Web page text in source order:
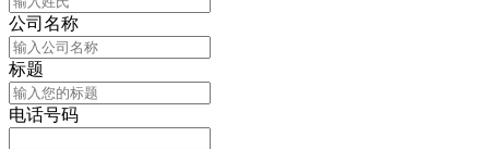
公司名称
标题
电话号码